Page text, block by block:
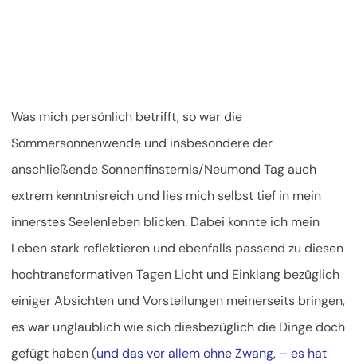
Was mich persönlich betrifft, so war die
Sommersonnenwende und insbesondere der
anschließende Sonnenfinsternis/Neumond Tag auch
extrem kenntnisreich und lies mich selbst tief in mein
innerstes Seelenleben blicken. Dabei konnte ich mein
Leben stark reflektieren und ebenfalls passend zu diesen
hochtransformativen Tagen Licht und Einklang bezüglich
einiger Absichten und Vorstellungen meinerseits bringen,
es war unglaublich wie sich diesbezüglich die Dinge doch
gefügt haben (und das vor allem ohne Zwang, – es hat